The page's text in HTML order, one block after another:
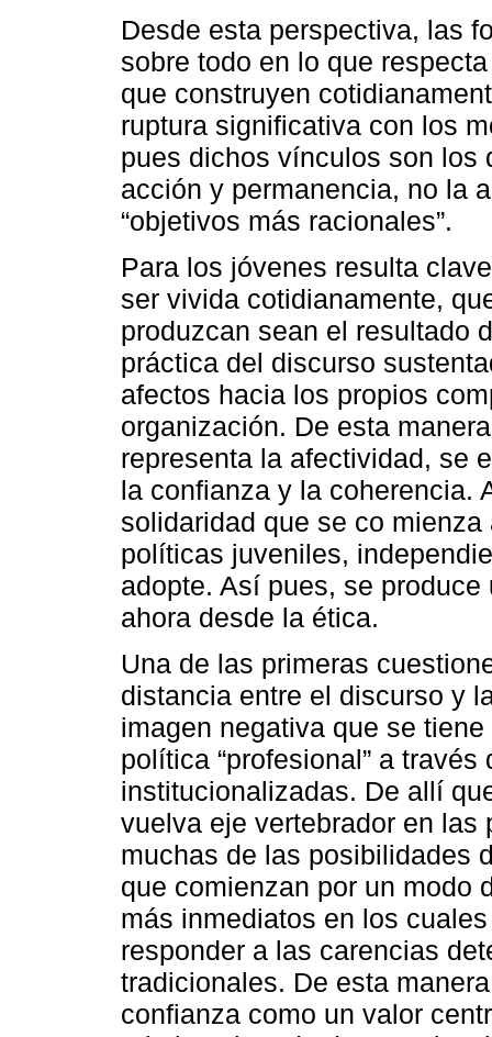
Desde esta perspectiva, las
sobre todo en lo que
que construyen
ruptura significativa con los
pues dichos vínculos son los
acción y permanencia, no la
“objetivos más racionales”.
Para los jóvenes resulta
ser vivida cotidianamente,
produzcan sean el resultado
práctica del discurso
afectos hacia los propios
organización. De esta
representa la afectividad, se
la confianza y la coherencia.
solidaridad que se co
políticas juveniles,
adopte. Así pues, se
ahora desde la ética.
Una de las primeras
distancia entre el discurso y
imagen negativa que se
política “profesional” a
institucionalizadas. De allí
vuelva eje vertebrador en
muchas de las posibilidades
que comienzan por un modo
más inmediatos en los
responder a las carencias
tradicionales. De esta
confianza como un valor